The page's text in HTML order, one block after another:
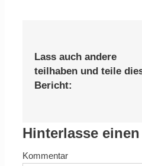
Lass auch andere
teilhaben und teile
Bericht:
Hinterlasse
Kommentar